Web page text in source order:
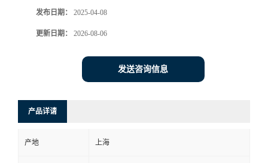
发布日期： 2025-04-08
更新日期： 2026-08-06
发送咨询信息
产品详请
产地 上海